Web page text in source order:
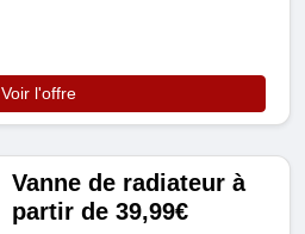
Voir l'offre
Vanne de radiateur à
partir de 39,99€